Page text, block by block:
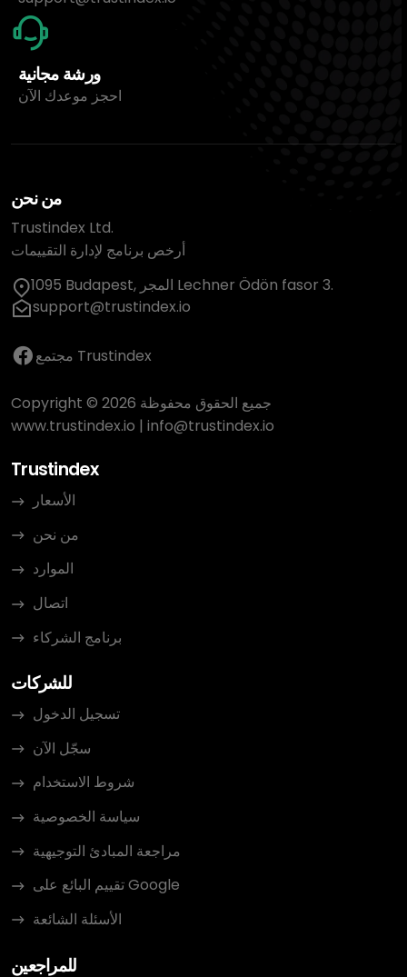
ورشة مجانية
احجز موعدك الآن
من نحن
Trustindex Ltd.
أرخص برنامج لإدارة التقييمات
1095 Budapest, المجر Lechner Ödön fasor 3.
support@trustindex.io
مجتمع Trustindex
Copyright © 2026 جميع الحقوق محفوظة
www.trustindex.io | info@trustindex.io
Trustindex
الأسعار
من نحن
الموارد
اتصال
برنامج الشركاء
للشركات
تسجيل الدخول
سجّل الآن
شروط الاستخدام
سياسة الخصوصية
مراجعة المبادئ التوجيهية
تقييم البائع على Google
الأسئلة الشائعة
للمراجعين